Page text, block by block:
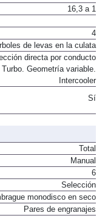
16,3 a 1
4
de levas en la culata
directa por conducto
Geometría variable.
Intercooler
Sí
Total
Manual
6
Selección
monodisco en seco
Pares de engranajes